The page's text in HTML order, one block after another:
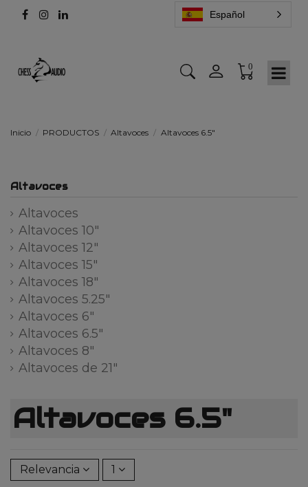
Español
0
Inicio PRODUCTOS Altavoces Altavoces 6.5"
Altavoces 6.5"
Relevancia 1
Altavoces
Altavoces
Altavoces 10"
Altavoces 12"
Altavoces 15"
Altavoces 18"
Altavoces 5.25"
Altavoces 6"
Altavoces 6.5"
Altavoces 8"
Altavoces de 21"